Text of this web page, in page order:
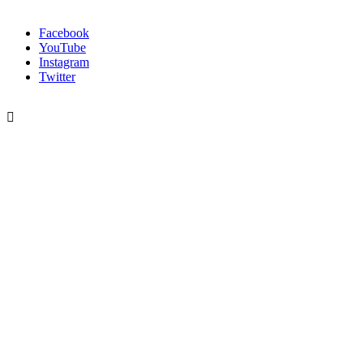
Facebook
YouTube
Instagram
Twitter